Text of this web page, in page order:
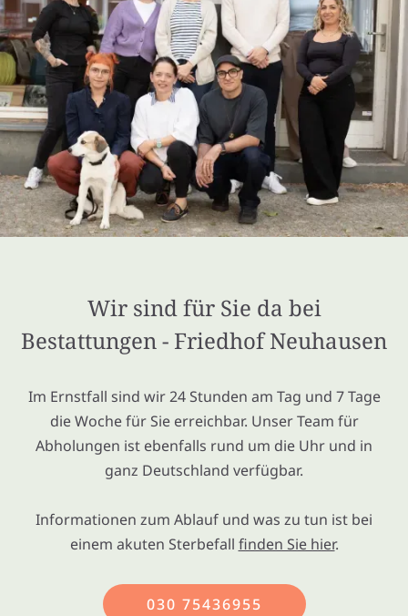
Wir sind für Sie da bei
Bestattungen - Friedhof Neuhausen
Im Ernstfall sind wir 24 Stunden am Tag und 7 Tage
die Woche für Sie erreichbar. Unser Team für
Abholungen ist ebenfalls rund um die Uhr und in
ganz Deutschland verfügbar.
Informationen zum Ablauf und was zu tun ist bei
einem akuten Sterbefall finden Sie hier.
030 75436955